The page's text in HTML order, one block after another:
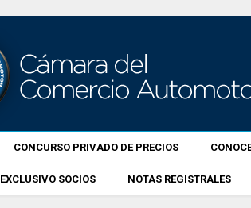
CONCURSO PRIVADO DE PRECIOS
EXCLUSIVO SOCIOS NOTAS REGISTRALES